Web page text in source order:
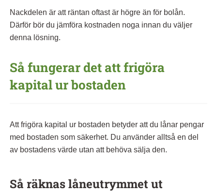
Nackdelen är att räntan oftast är högre än för bolån.
Därför bör du jämföra kostnaden noga innan du väljer
denna lösning.
Så fungerar det att frigöra
kapital ur bostaden
Att frigöra kapital ur bostaden betyder att du lånar pengar
med bostaden som säkerhet. Du använder alltså en del
av bostadens värde utan att behöva sälja den.
Så räknas låneutrymmet ut